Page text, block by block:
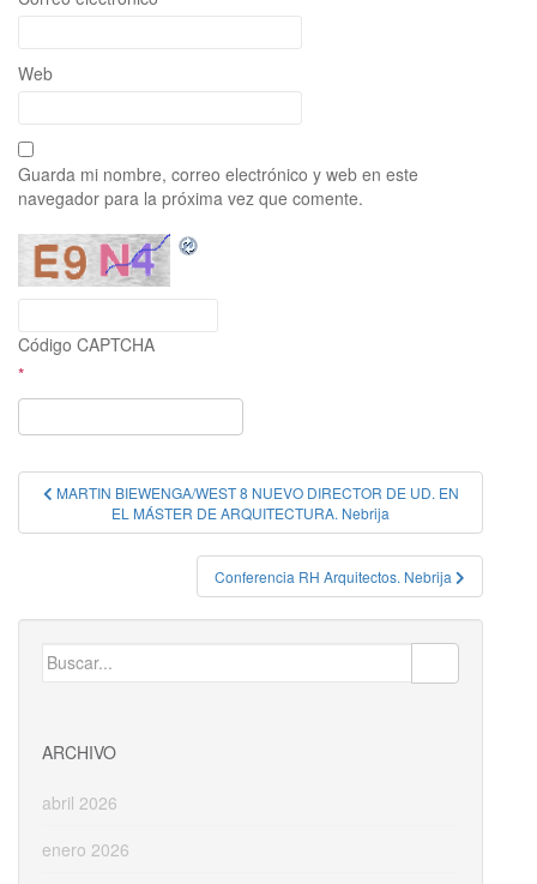
Web
Guarda mi nombre, correo electrónico y web en este
navegador para la próxima vez que comente.
Código CAPTCHA
*
Navegación
de
MARTIN BIEWENGA/WEST 8 NUEVO DIRECTOR DE UD. EN
EL MÁSTER DE ARQUITECTURA. Nebrija
Conferencia RH Arquitectos. Nebrija
Buscar:
ARCHIVO
abril 2026
enero 2026